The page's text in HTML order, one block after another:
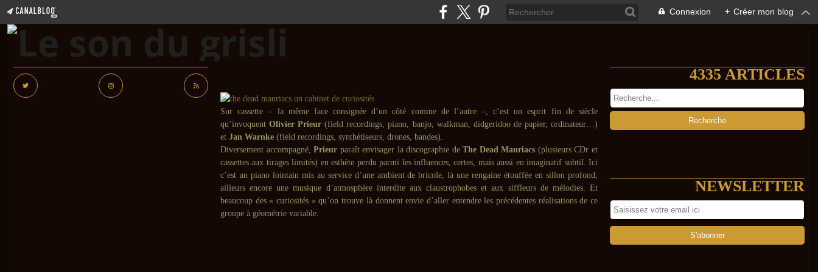
Connexion + Créer mon blog
Sur cassette – la même face consignée d’un côté comme de l’autre –, c’est un esprit fin de siècle
qu’invoquentOlivier Prieur (field recordings, piano, banjo, walkman, didgeridoo de papier, ordinateur…)
et Jan Warnke (field recordings, synthétiseurs, drones, bandes).
Diversement accompagné,Prieur paraît envisager la discographie deThe Dead Mauriacs (plusieurs CDr et
cassettes aux tirages limités) en esthète perdu parmi les influences, certes, mais aussi en imaginatif subtil. Ici
c’est un piano lointain mis au service d’une ambient de bricole, là une rengaine étouffée en sillon profond,
ailleurs encore une musique d’atmosphère interdite aux claustrophobes et aux siffleurs de mélodies. Et
beaucoup des « curiosités » qu’on trouve là donnent envie d’aller entendre les précédentes réalisations de ce
groupe à géométrie variable.
4335 ARTICLES
NEWSLETTER